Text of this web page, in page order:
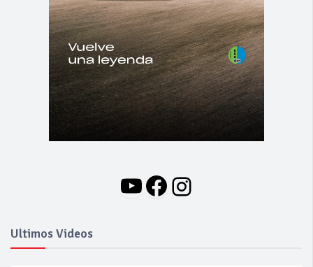
YouTube
Facebook
Instagram
Ultimos Videos